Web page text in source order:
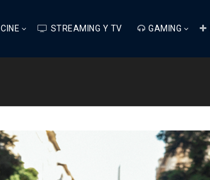
CINE STREAMING Y TV GAMING